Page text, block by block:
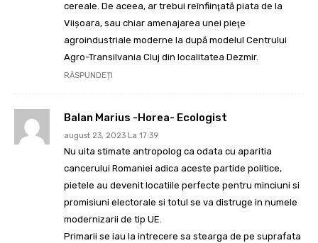
cereale. De aceea, ar trebui reînfiinţată piata de la
Viişoara, sau chiar amenajarea unei pieţe
agroindustriale moderne la după modelul Centrului
Agro-Transilvania Cluj din localitatea Dezmir.
RĂSPUNDEȚI
Balan Marius -Horea- Ecologist
august 23, 2023 La 17:39
Nu uita stimate antropolog ca odata cu aparitia
cancerului Romaniei adica aceste partide politice,
pietele au devenit locatiile perfecte pentru minciuni si
promisiuni electorale si totul se va distruge in numele
modernizarii de tip UE.
Primarii se iau la intrecere sa stearga de pe suprafata